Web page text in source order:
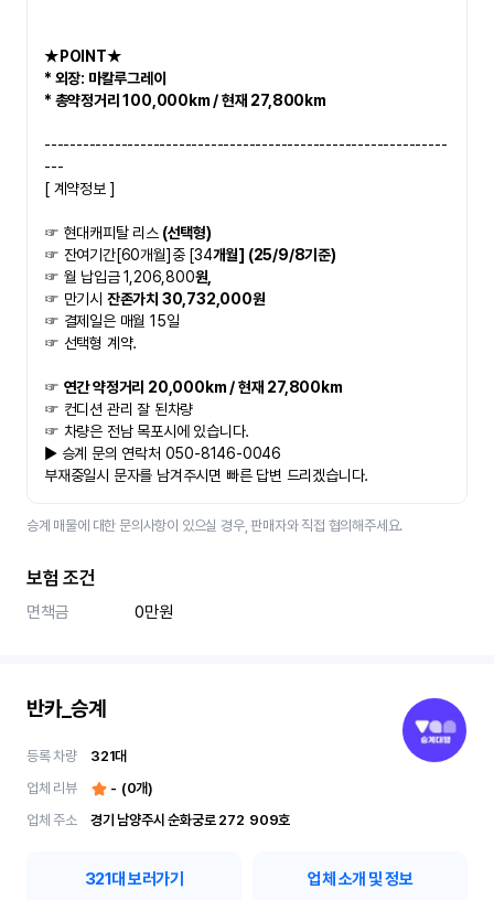
★POINT★
* 외장: 마칼루그레이
* 총약정거리 100,000km / 현재 27,800km
---------------------------------------------------------------
---
[ 계약정보 ]
☞ 현대캐피탈 리스 (선택형)
☞ 잔여기간[60개월]중 [34개월] (25/9/8기준)
☞ 월 납입금 1,206,800원,
☞ 만기시 잔존가치 30,732,000원
☞ 결제일은 매월 15일
☞ 선택형 계약.
☞ 연간 약정거리 20,000km / 현재 27,800km
☞ 컨디션 관리 잘 된차량
☞ 차량은 전남 목포시에 있습니다.
▶ 승계 문의 연락처 050-8146-0046
부재중일시 문자를 남겨주시면 빠른 답변 드리겠습니다.
승계 매물에 대한 문의사항이 있으실 경우, 판매자와 직접 협의해주세요.
보험 조건
면책금 0만원
반카_승계
등록 차량 321대
업체 리뷰
- (0개)
업체 주소
경기 남양주시 순화궁로 272	909호
321대 보러가기 업체 소개 및 정보